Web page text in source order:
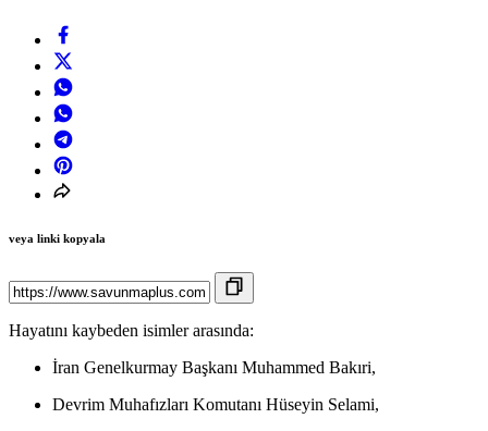
veya linki kopyala
Hayatını kaybeden isimler arasında:
İran Genelkurmay Başkanı Muhammed Bakıri,
Devrim Muhafızları Komutanı Hüseyin Selami,